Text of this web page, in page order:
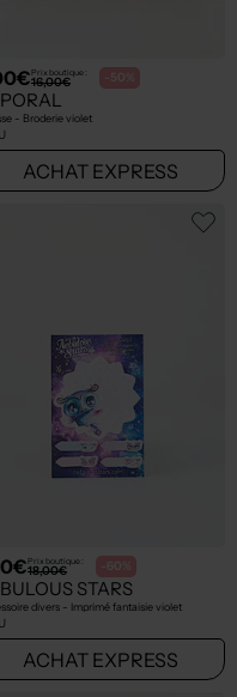
Prix boutique :
16,00€ -50%
- Broderie violet
ACHAT EXPRESS
Prix boutique :
18,00€ -60%
STARS
divers - Imprimé fantaisie violet
ACHAT EXPRESS